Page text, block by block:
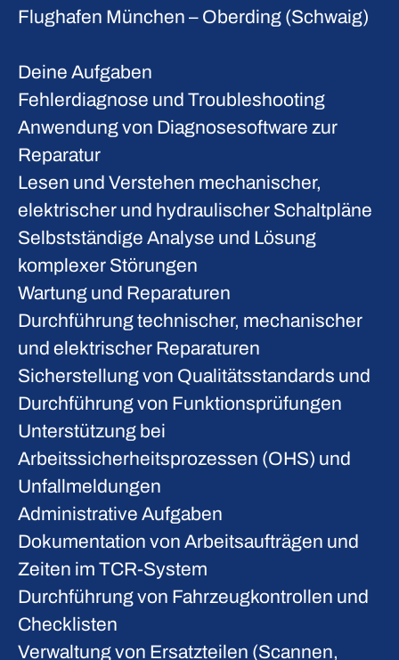
Flughafen München – Oberding (Schwaig)
Deine Aufgaben
Fehlerdiagnose und Troubleshooting
Anwendung von Diagnosesoftware zur
Reparatur
Lesen und Verstehen mechanischer,
elektrischer und hydraulischer Schaltpläne
Selbstständige Analyse und Lösung
komplexer Störungen
Wartung und Reparaturen
Durchführung technischer, mechanischer
und elektrischer Reparaturen
Sicherstellung von Qualitätsstandards und
Durchführung von Funktionsprüfungen
Unterstützung bei
Arbeitssicherheitsprozessen (OHS) und
Unfallmeldungen
Administrative Aufgaben
Dokumentation von Arbeitsaufträgen und
Zeiten im TCR-System
Durchführung von Fahrzeugkontrollen und
Checklisten
Verwaltung von Ersatzteilen (Scannen,